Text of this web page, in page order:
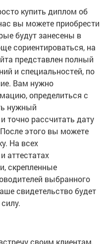
купить диплом об
вы можете приобрести
будут занесены в
сориентироваться, на
представлен полный
и специальностей, по
Вам нужно
определиться с
нужный
точно рассчитать дату
этого вы можете
На всех
аттестатах
скрепленные
выбранного
свидетельство будет
своим клиентам,